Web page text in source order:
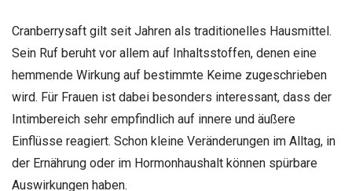
Cranberrysaft gilt seit Jahren als traditionelles Hausmittel.
Sein Ruf beruht vor allem auf Inhaltsstoffen, denen eine
hemmende Wirkung auf bestimmte Keime zugeschrieben
wird. Für Frauen ist dabei besonders interessant, dass der
Intimbereich sehr empfindlich auf innere und äußere
Einflüsse reagiert. Schon kleine Veränderungen im Alltag, in
der Ernährung oder im Hormonhaushalt können spürbare
Auswirkungen haben.